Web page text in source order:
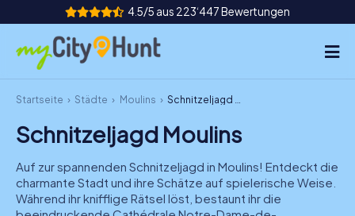
4.5/5 aus 223‘447 Bewertungen
So funktioniert's
Städte
Touren
Startseite Städte Moulins Schnitzeljagd Moulins
Schnitzeljagd Moulins
Auf zur spannenden Schnitzeljagd in Moulins! Entdeckt die
charmante Stadt und ihre Schätze auf spielerische Weise.
Während ihr knifflige Rätsel löst, bestaunt ihr die